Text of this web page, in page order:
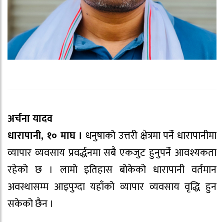
अर्चना यादव
धारापानी, १० माघ । धनुषाको उत्तरी क्षेत्रमा पर्ने धारापानीमा
व्यापार व्यवसाय प्रवर्द्धनमा सबै एकजुट हुनुपर्ने आवश्यकता
रहेको छ । लामो इतिहास बोकेको धारापानी वर्तमान
अवस्थासम्म आइपुग्दा यहाँको व्यापार व्यवसाय वृद्धि हुन
सकेको छैन ।